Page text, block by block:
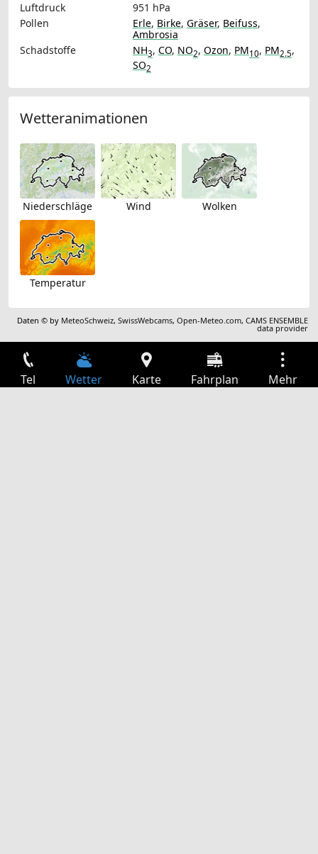
Luftdruck
951 hPa
Pollen
Erle, Birke, Gräser, Beifuss,
Ambrosia
Schadstoffe
NH3, CO, NO2, Ozon, PM10, PM2.5,
SO2
Wetteranimationen
Niederschläge Wind Wolken
Temperatur
Daten © by MeteoSchweiz,SwissWebcams,Open-Meteo.com,CAMS ENSEMBLE
data provider
Tel Wetter Karte Fahrplan Mehr